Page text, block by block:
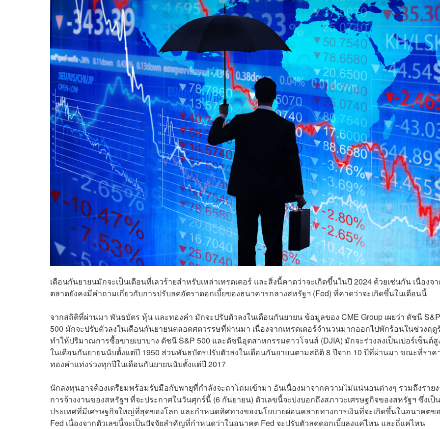
เดือนกันยายนมักจะเป็นเดือนที่เลวร้ายสำหรับเหล่าเทรดเดอร์ และสิ่งนี้คาดว่าจะเกิดขึ้นในปี 2024 ด้วยเช่นกัน เนื่องจ
ตลาดยังคงมีคำถามเกี่ยวกับการปรับลดอัตราดอกเบี้ยของธนาคารกลางสหรัฐฯ (Fed) ที่คาดว่าจะเกิดขึ้นในเดือนนี้
จากสถิติที่ผ่านมา พันธบัตร หุ้น และทองคำ มักจะปรับตัวลงในเดือนกันยายน ข้อมูลของ CME Group เผยว่า ดัชนี S&P
500 มักจะปรับตัวลงในเดือนกันยายนตลอดศตวรรษที่ผ่านมา เนื่องจากเทรดเดอร์จำนวนมากออกไปพักร้อนในช่วงฤดู
ทำให้ปริมาณการซื้อขายเบาบาง ดัชนี S&P 500 และดัชนีอุตสาหกรรมดาวโจนส์ (DJIA) มักจะร่วงลงเป็นเปอร์เซ็นต์
ในเดือนกันยายนนับตั้งแต่ปี 1950 ส่วนพันธบัตรปรับตัวลงในเดือนกันยายนตามสถิติ 8 ปีจาก 10 ปีที่ผ่านมา ขณะที่ราค
ทองคำแท่งร่วงทุกปีในเดือนกันยายนนับตั้งแต่ปี 2017
นักลงทุนอาจต้องเตรียมพร้อมรับมือกับพายุที่กำลังจะถาโถมเข้ามา อันเนื่องมาจากความไม่แน่นอนต่างๆ รวมถึงราย
การจ้างงานของสหรัฐฯ ที่จะประกาศในวันศุกร์นี้ (6 กันยายน) ตัวเลขนี้จะบ่งบอกถึงสภาวะเศรษฐกิจของสหรัฐฯ ซึ่งเป็น
ประเทศที่มีเศรษฐกิจใหญ่ที่สุดของโลก และกำหนดทิศทางของนโยบายผ่อนคลายทางการเงินที่จะเกิดขึ้นในอนาคตข
Fed เนื่องจากตัวเลขนี้จะเป็นปัจจัยสำคัญที่กำหนดว่าในอนาคต Fed จะปรับตัวลดดอกเบี้ยลงแค่ไหน และถี่แค่ไหน